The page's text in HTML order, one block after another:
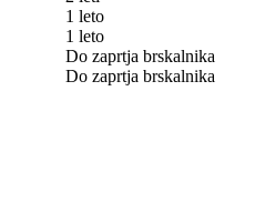
1 leto
1 leto
Do zaprtja brskalnika
Do zaprtja brskalnika